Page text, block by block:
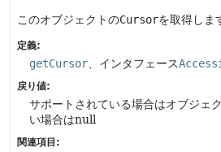
このオブジェクトのCursorを取得しま
定義:
getCursor 、インタフェース
戻り値:
サポートされている場合はオブジェ
い場合はnull
関連項目: